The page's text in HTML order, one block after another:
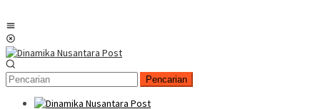
Pencarian